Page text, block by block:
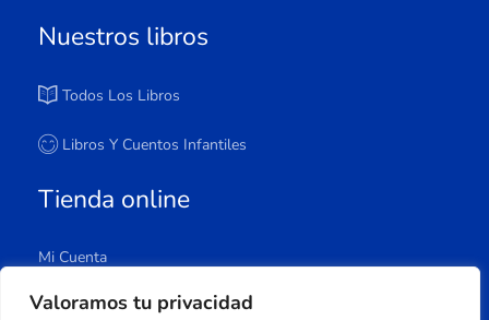
Valoramos tu privacidad
Nuestros libros
Todos Los Libros
Libros Y Cuentos Infantiles
Tienda online
Mi Cuenta
Carrito